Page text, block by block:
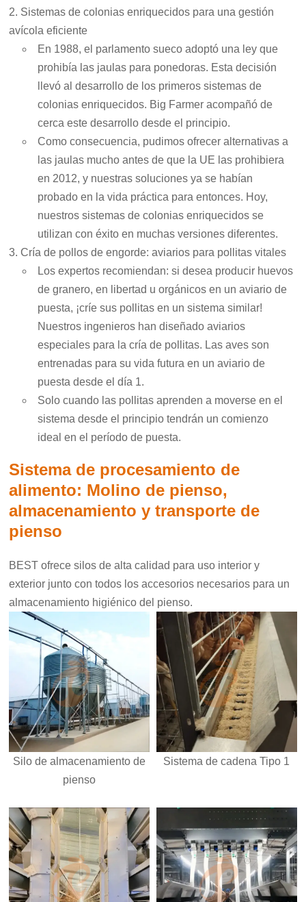
2. Sistemas de colonias enriquecidos para una gestión
avícola eficiente
En 1988, el parlamento sueco adoptó una ley que
prohibía las jaulas para ponedoras. Esta decisión
llevó al desarrollo de los primeros sistemas de
colonias enriquecidos. Big Farmer acompañó de
cerca este desarrollo desde el principio.
Como consecuencia, pudimos ofrecer alternativas a
las jaulas mucho antes de que la UE las prohibiera
en 2012, y nuestras soluciones ya se habían
probado en la vida práctica para entonces. Hoy,
nuestros sistemas de colonias enriquecidos se
utilizan con éxito en muchas versiones diferentes.
3. Cría de pollos de engorde: aviarios para pollitas vitales
Los expertos recomiendan: si desea producir huevos
de granero, en libertad u orgánicos en un aviario de
puesta, ¡críe sus pollitas en un sistema similar!
Nuestros ingenieros han diseñado aviarios
especiales para la cría de pollitas. Las aves son
entrenadas para su vida futura en un aviario de
puesta desde el día 1.
Solo cuando las pollitas aprenden a moverse en el
sistema desde el principio tendrán un comienzo
ideal en el período de puesta.
Sistema de procesamiento de
alimento: Molino de pienso,
almacenamiento y transporte de
pienso
BEST ofrece silos de alta calidad para uso interior y
exterior junto con todos los accesorios necesarios para un
almacenamiento higiénico del pienso.
Silo de almacenamiento de
pienso
Sistema de cadena Tipo 1